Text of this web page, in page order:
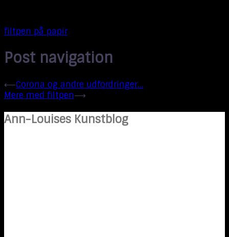
filtpen på papir
Post navigation
⟵Corona og andre udfordringer…
Mere med filtpen⟶
Ann-Louises Kunstblog